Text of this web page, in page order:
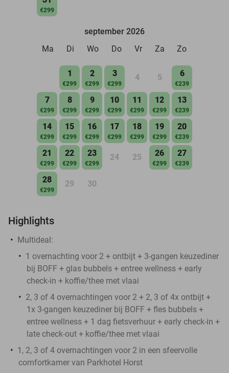
€299
september 2026
Ma
Di Wo Do Vr Za Zo
1
€299
2
€299
3
€299
4 5 6
€239
7
€299
8
€299
9
€299
10
€299
11
€299
12
€299
13
€239
14
€299
15
€299
16
€299
17
€299
18
€299
19
€299
20
€239
21
€299
22
€299
23
€299
24 25 26
€299
27
€239
28
€299
29 30
Highlights
Multideal:
1 overnachting voor 2 + ontbijt + 3-gangen keuzediner
bij BOFF + glas bubbels + entree wellness + early
check-in + koffie/thee met vlaai
2, 3 of 4 overnachtingen voor 2 + 2, 3 of 4x ontbijt +
1x 3-gangen keuzediner bij BOFF + fles bubbels +
entree wellness + 1 dag fietsverhuur + early check-in +
late check-out + koffie/thee met vlaai
1, 2, 3 of 4 overnachtingen voor 2 in een sfeervolle
comfortkamer van Parkhotel Horst